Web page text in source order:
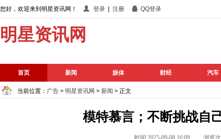
您好，欢迎来到明星资讯网！ 登录 注册 QQ登录
明星资讯网
首页 新闻 娱体 财经 汽车
当前位置： 广告 > 明星资讯网 > 新闻 > 正文
模特慕言；不断挑战自
时间:2025-09-08 16:09 浏览